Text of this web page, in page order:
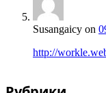
Susangaicy on
http://